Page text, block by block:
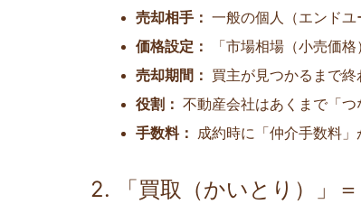
売却相手： 一般の個人（エンドユ
価格設定：
「市場相場（小売価
売却期間：
買主が見つかるまで
役割： 不動産会社はあくまで「つ
手数料：
成約時に「仲介手数料」
2. 「買取（かいとり）」